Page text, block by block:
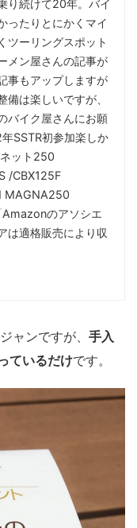
り続けて20年。バイ
ったりとにかくマイ
ツーリングスポット
メン屋さんの記事が
事もアップしますが
は楽しいですが、
バイク屋さんにお願
SSTR初参加楽しか
ット250
/CBX125F
MAGNA250
のアソシエ
は適格販売により収
ャンですが、 手入
ているだけです。